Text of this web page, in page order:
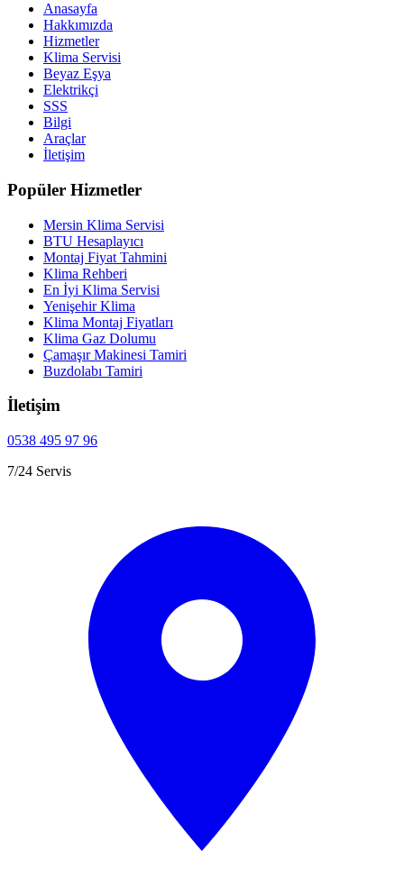
Anasayfa
Hakkımızda
Hizmetler
Klima Servisi
Beyaz Eşya
Elektrikçi
SSS
Bilgi
Araçlar
İletişim
Popüler Hizmetler
Mersin Klima Servisi
BTU Hesaplayıcı
Montaj Fiyat Tahmini
Klima Rehberi
En İyi Klima Servisi
Yenişehir Klima
Klima Montaj Fiyatları
Klima Gaz Dolumu
Çamaşır Makinesi Tamiri
Buzdolabı Tamiri
İletişim
0538 495 97 96
7/24 Servis